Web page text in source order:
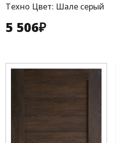
Техно Цвет: Шале серый
5 506₽